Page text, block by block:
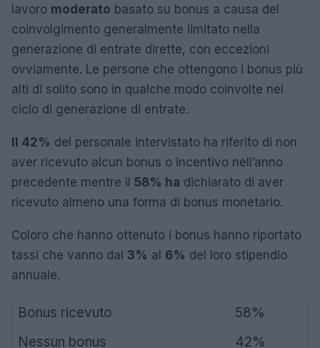
lavoro moderato basato su bonus a causa del
coinvolgimento generalmente limitato nella
generazione di entrate dirette, con eccezioni
ovviamente. Le persone che ottengono i bonus più
alti di solito sono in qualche modo coinvolte nel
ciclo di generazione di entrate.
Il 42% del personale intervistato ha riferito di non
aver ricevuto alcun bonus o incentivo nell’anno
precedente mentre il 58% ha dichiarato di aver
ricevuto almeno una forma di bonus monetario.
Coloro che hanno ottenuto i bonus hanno riportato
tassi che vanno dal 3% al 6% del loro stipendio
annuale.
Bonus ricevuto
58%
Nessun bonus
42%